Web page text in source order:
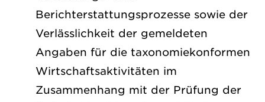
Berichterstattungsprozesse sowie der
Verlässlichkeit der gemeldeten
Angaben für die taxonomiekonformen
Wirtschaftsaktivitäten im
Zusammenhang mit der Prüfung der